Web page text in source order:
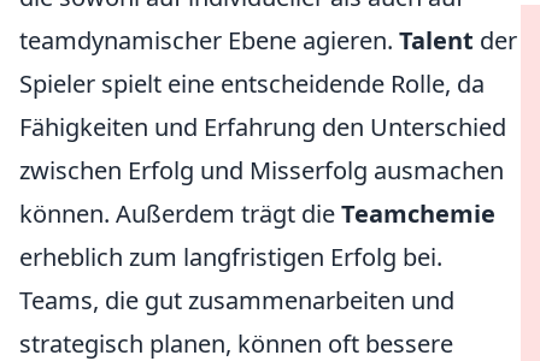
teamdynamischer Ebene agieren. Talent der
Spieler spielt eine entscheidende Rolle, da
Fähigkeiten und Erfahrung den Unterschied
zwischen Erfolg und Misserfolg ausmachen
können. Außerdem trägt dieTeamchemie
erheblich zum langfristigen Erfolg bei.
Teams, die gut zusammenarbeiten und
strategisch planen, können oft bessere